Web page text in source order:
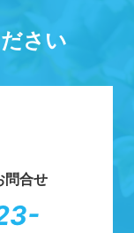
さい
問合せ